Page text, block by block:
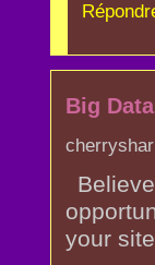
Big
your